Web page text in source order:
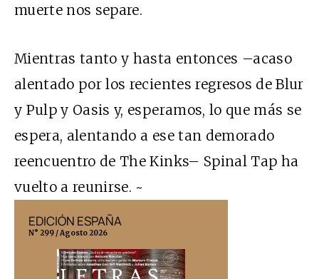
muerte nos separe.
Mientras tanto y hasta entonces –acaso
alentado por los recientes regresos de Blur
y Pulp y Oasis y, esperamos, lo que más se
espera, alentando a ese tan demorado
reencuentro de The Kinks– Spinal Tap ha
vuelto a reunirse. ~
EDICIÓN ESPAÑA
N° 299 / Agosto 2026